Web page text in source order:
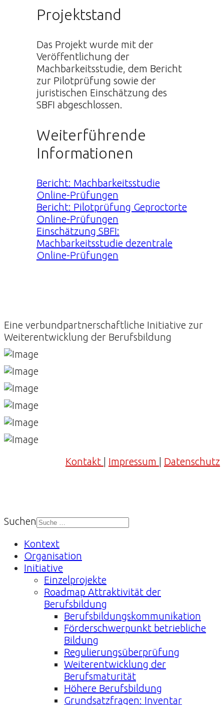
Projektstand
Das Projekt wurde mit der
Veröffentlichung der
Machbarkeitsstudie, dem Bericht
zur Pilotprüfung sowie der
juristischen Einschätzung des
SBFI abgeschlossen.
Weiterführende
Informationen
Bericht: Machbarkeitsstudie
Online-Prüfungen
Bericht: Pilotprüfung Geproctorte
Online-Prüfungen
Einschätzung SBFI:
Machbarkeitsstudie dezentrale
Online-Prüfungen
Eine verbundpartnerschaftliche Initiative zur
Weiterentwicklung der Berufsbildung
Kontakt Impressum Datenschutz
Suchen
Kontext
Organisation
Initiative
Einzelprojekte
Roadmap Attraktivität der
Berufsbildung
Berufsbildungskommunikation
Förderschwerpunkt betriebliche
Bildung
Regulierungsüberprüfung
Weiterentwicklung der
Berufsmaturität
Höhere Berufsbildung
Grundsatzfragen: Inventar